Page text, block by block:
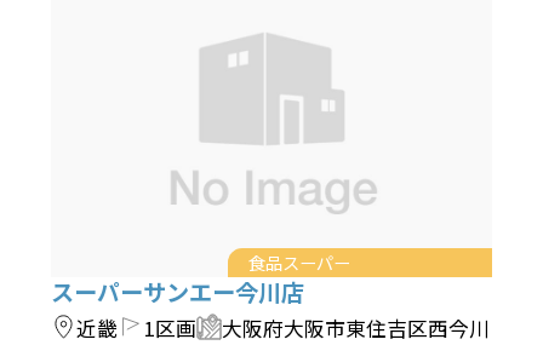
食品スーパー
スーパーサンエー今川店
近畿 1区画 大阪府大阪市東住吉区西今川